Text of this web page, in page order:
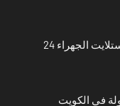
فني تصليح ستلايت الجهراء فني صيانة ستلايت الجهراء 24
في الكويت